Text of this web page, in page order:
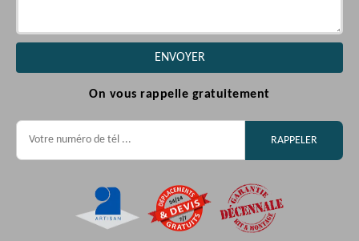
On vous rappelle gratuitement